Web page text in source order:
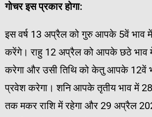
गोचर इस प्रकार होगा:
इस वर्ष 13 अप्रैल को गुरु आपके 5वें भाव में
करेंगे। राहु 12 अप्रैल को आपके छठे भाव
करेगा और उसी तिथि को केतु आपके 12वें
प्रवेश करेगा। शनि आपके तृतीय भाव में
तक मकर राशि में रहेगा और 29 अप्रैल